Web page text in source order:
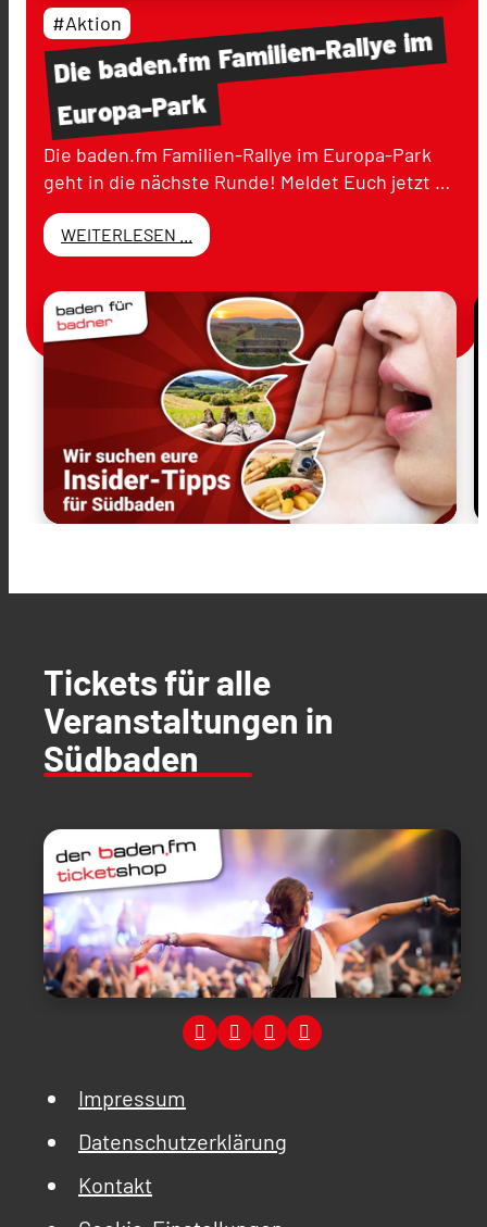
Diebaden.fmFamilien-Rallyeim
Europa-Park
#Aktion
Die baden.fm Familien-Rallye im Europa-Park
geht in die nächste Runde! Meldet Euch jetzt …
WEITERLESEN ...
Tickets für alle
Veranstaltungen in
Südbaden
Impressum
Datenschutzerklärung
Kontakt